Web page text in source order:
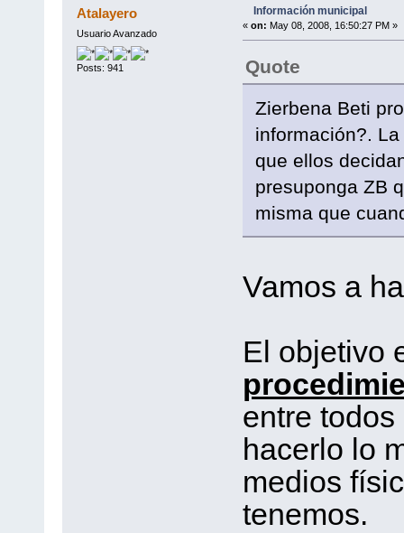
Atalayero
Usuario Avanzado
Posts: 941
Información municipal
« on: May 08, 2008, 16:50:27 PM »
Quote
Zierbena Beti
información?.
que ellos
presuponga ZB
misma que
Vamos a
El objetivo
entre
hacerlo lo
medios
tenemos.